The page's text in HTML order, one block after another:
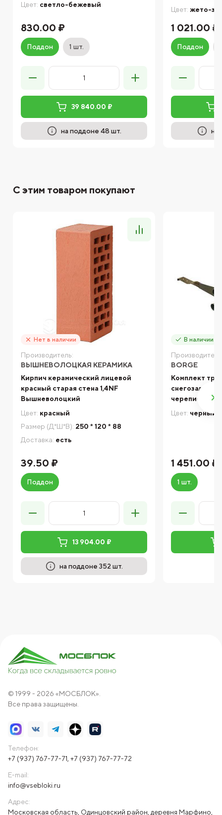
Цвет: светло-бежевый
830.00 ₽
Поддон 1 шт.
39 840.00 ₽
на поддоне 48 шт.
Цвет: жето-
1 021.00 ₽
Поддон
на
С этим товаром покупают
Нет в наличии
Производитель:
ВЫШНЕВОЛОЦКАЯ КЕРАМИКА
Кирпич керамический лицевой
красный старая стена 1,4NF
Вышневолоцкий
Цвет: красный
Размер (Д*Ш*В): 250 * 120 * 88
Доставка: есть
39.50 ₽
Поддон
13 904.00 ₽
на поддоне 352 шт.
В наличии
BORGE
Комплект
черепичной
Цвет: черный
1 451.00 ₽
1 шт.
© 1999 - 2026 «МОСБЛОК».
Все права защищены.
Телефон:
+7 (937) 767-77-71, +7 (937) 767-77-72
E-mail:
info@vsebloki.ru
Адрес:
Московская область, Одинцовский район, деревня Марфино,